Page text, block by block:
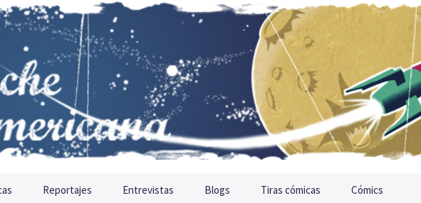
Reportajes Entrevistas Blogs Tiras cómicas Cómics